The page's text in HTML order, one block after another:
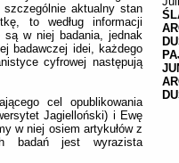
aktualny stan
to według informacji
są w niej badania, jednak
badawczej idei, każdego
cyfrowej następują
cel opublikowania
Jagielloński) i Ewę
w niej osiem artykułów z
badań jest wyrazista